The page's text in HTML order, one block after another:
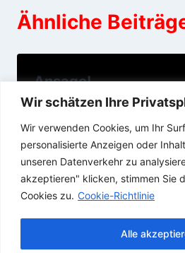
Wir schätzen Ihre
Wir verwenden Cookies, um Ihr
personalisierte Anzeigen oder
unseren Datenverkehr zu
akzeptieren" klicken, stimmen Sie
Cookies zu. Cookie-Richtlinie
Alle
Ähnliche
Ansage!
22/10/2018